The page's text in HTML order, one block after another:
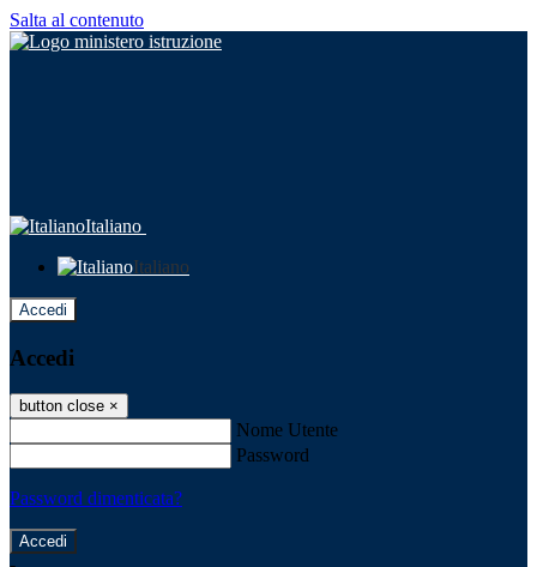
Salta al contenuto
Italiano
Italiano
Accedi
Accedi
button close ×
Nome Utente
Password
Password dimenticata?